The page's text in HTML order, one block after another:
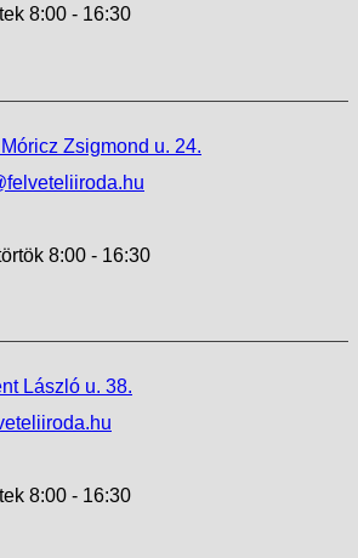
8:00 - 16:30
Zsigmond u. 24.
8:00 - 16:30
László u. 38.
8:00 - 16:30